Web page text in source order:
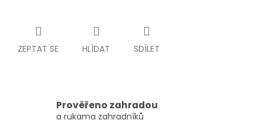
ZEPTAT SE HLÍDAT SDÍLET
Prověřeno zahradou
a rukama zahradníků